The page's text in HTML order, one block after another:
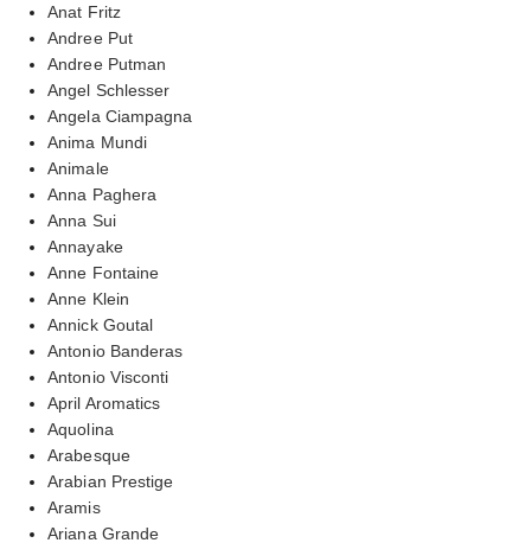
Anat Fritz
Andree Put
Andree Putman
Angel Schlesser
Angela Ciampagna
Anima Mundi
Animale
Anna Paghera
Anna Sui
Annayake
Anne Fontaine
Anne Klein
Annick Goutal
Antonio Banderas
Antonio Visconti
April Aromatics
Aquolina
Arabesque
Arabian Prestige
Aramis
Ariana Grande